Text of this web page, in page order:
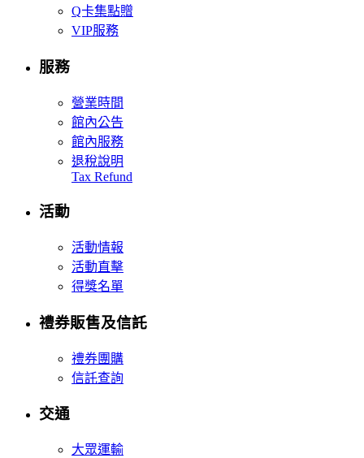
Q卡集點贈
VIP服務
服務
營業時間
館內公告
館內服務
退稅說明
Tax Refund
活動
活動情報
活動直擊
得獎名單
禮券販售及信託
禮券團購
信託查詢
交通
大眾運輸